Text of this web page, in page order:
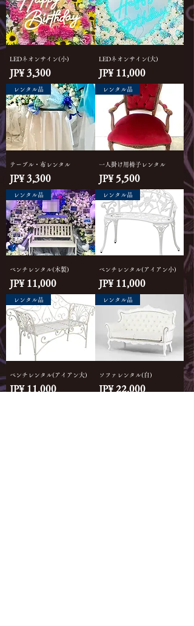
LEDネオンサイン(小)
Price
JP¥ 3,300
LEDネオンサイン(大)
Price
JP¥ 11,000
レンタル品
テーブル・布レンタル
Price
JP¥ 3,300
レンタル品
一人掛け用椅子レンタル
Price
JP¥ 5,500
レンタル品
ベンチレンタル(木製)
Price
JP¥ 11,000
レンタル品
ベンチレンタル(アイアン小)
Price
JP¥ 11,000
レンタル品
ベンチレンタル(アイアン大)
Price
JP¥ 11,000
レンタル品
ソファレンタル(白)
Price
JP¥ 22,000